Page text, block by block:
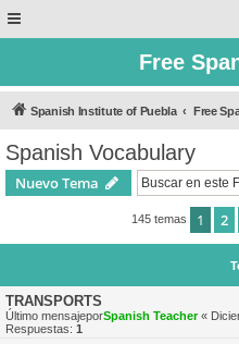
Free
Spanish Institute of Puebla Free
Spanish Vocabulary
Nuevo Tema
145 temas 1 2
TRANSPORTS
Último mensajeporSpanish Teacher«
Respuestas: 1